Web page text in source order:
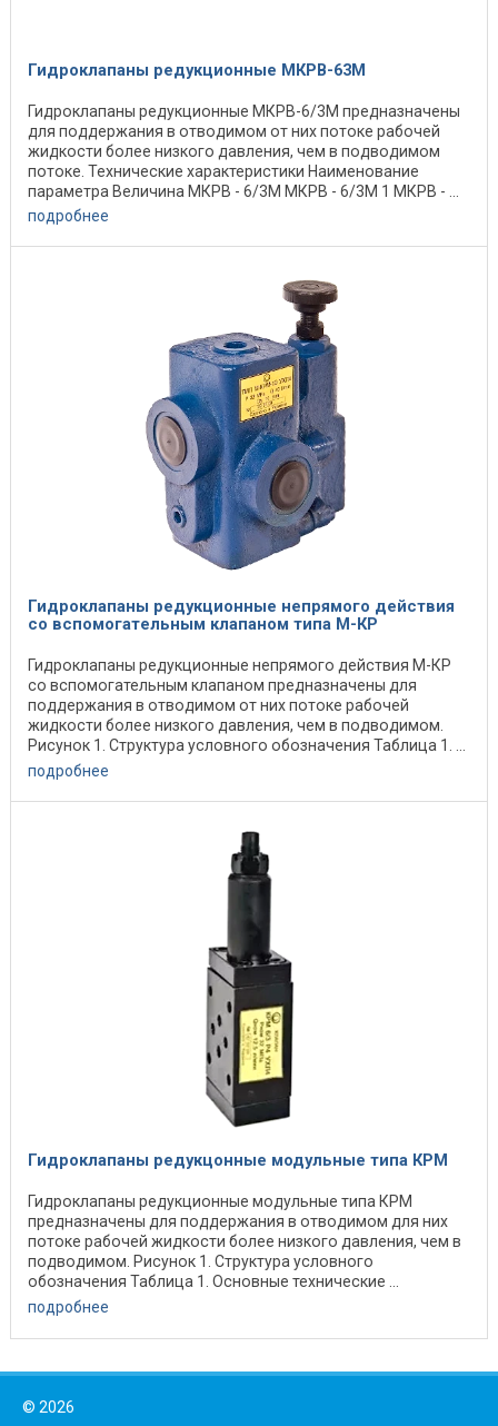
Гидроклапаны редукционные МКРВ-63М
Гидроклапаны редукционные МКРВ-6/3М предназначены
для поддержания в отводимом от них потоке рабочей
жидкости более низкого давления, чем в подводимом
потоке. Технические характеристики Наименование
параметра Величина МКРВ - 6/3М МКРВ - 6/3М 1 МКРВ - ...
подробнее
Гидроклапаны редукционные непрямого действия
со вспомогательным клапаном типа М-КР
Гидроклапаны редукционные непрямого действия М-КР
со вспомогательным клапаном предназначены для
поддержания в отводимом от них потоке рабочей
жидкости более низкого давления, чем в подводимом.
Рисунок 1. Структура условного обозначения Таблица 1. ...
подробнее
Гидроклапаны редукцонные модульные типа КРМ
Гидроклапаны редукционные модульные типа КРМ
предназначены для поддержания в отводимом для них
потоке рабочей жидкости более низкого давления, чем в
подводимом. Рисунок 1. Структура условного
обозначения Таблица 1. Основные технические ...
подробнее
© 2026